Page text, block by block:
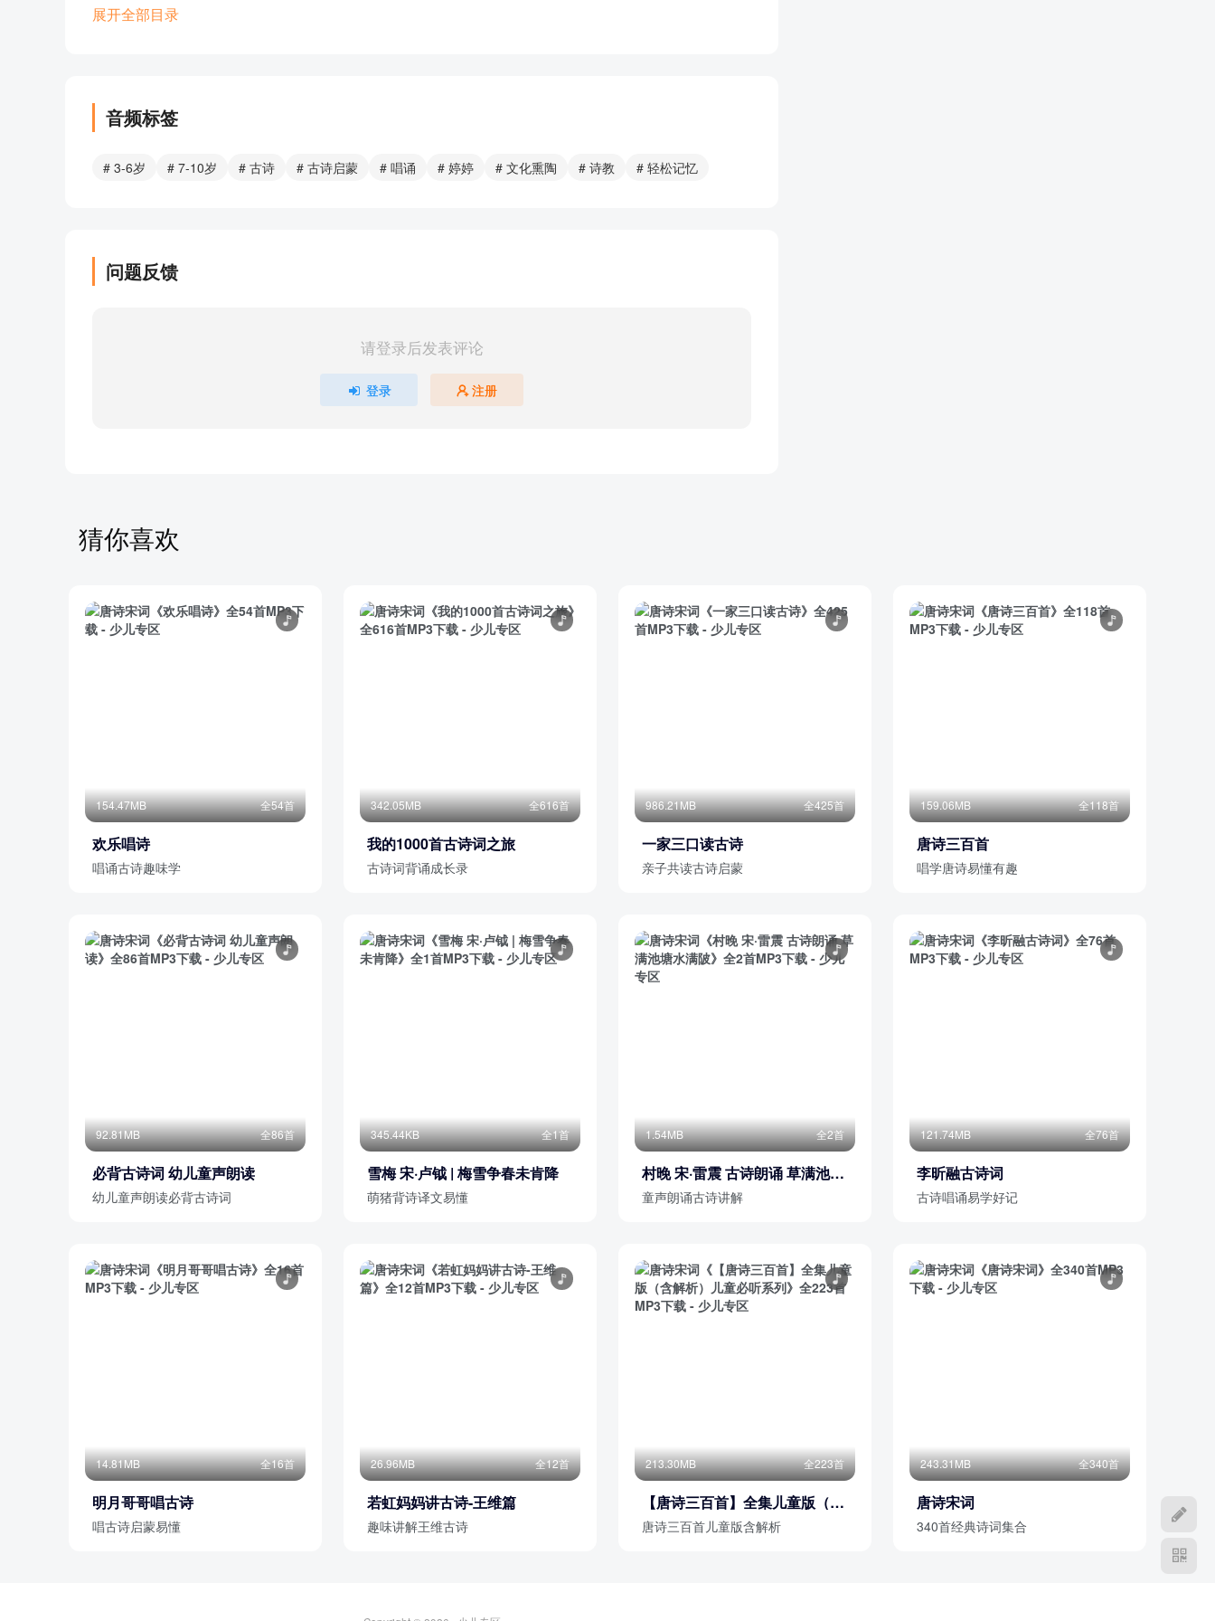
弟子规（节选五）
弟子规（节选一）
小知音
【知心话】2023 加入中华诗教合唱团 一起唱响全球吧
婷婷唱古文-春节谣
婷婷唱古文-约客-宋-赵师秀
【节气推荐】婷婷唱古文-雪梅-宋-卢钺
婷婷唱古文-诗经·采苓
婷婷唱古文-南安军
部分目录展示 ▶ 下载后解锁 361 首完整音频
展开全部目录
音频标签
# 3-6岁 # 7-10岁 # 古诗 # 古诗启蒙 # 唱诵 # 婷婷 # 文化熏陶 # 诗教 # 轻松记忆
问题反馈
请登录后发表评论
登录 注册
猜你喜欢
154.47MB 全54首
欢乐唱诗
唱诵古诗趣味学
342.05MB 全616首
我的1000首古诗词之旅
古诗词背诵成长录
986.21MB 全425首
一家三口读古诗
亲子共读古诗启蒙
159.06MB 全118首
唐诗三百首
唱学唐诗易懂有趣
92.81MB 全86首
必背古诗词 幼儿童声朗读
幼儿童声朗读必背古诗词
345.44KB 全1首
雪梅 宋·卢钺 | 梅雪争春未肯降
萌猪背诗译文易懂
1.54MB 全2首
村晚 宋·雷震 古诗朗诵 草满池塘
水满陂
童声朗诵古诗讲解
121.74MB 全76首
李昕融古诗词
古诗唱诵易学好记
14.81MB 全16首
明月哥哥唱古诗
唱古诗启蒙易懂
26.96MB 全12首
若虹妈妈讲古诗-王维篇
趣味讲解王维古诗
213.30MB 全223首
【唐诗三百首】全集儿童版（含
解析）儿童必听系列
唐诗三百首儿童版含解析
243.31MB 全340首
唐诗宋词
340首经典诗词集合